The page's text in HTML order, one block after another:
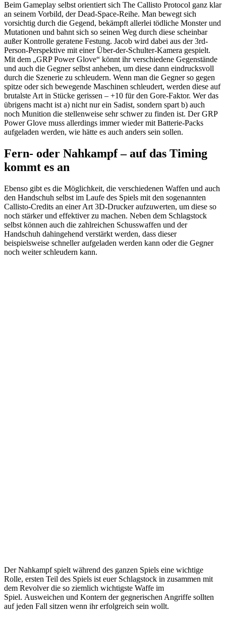
Beim Gameplay selbst orientiert sich The Callisto Protocol ganz klar
an seinem Vorbild, der Dead-Space-Reihe. Man bewegt sich
vorsichtig durch die Gegend, bekämpft allerlei tödliche Monster und
Mutationen und bahnt sich so seinen Weg durch diese scheinbar
außer Kontrolle geratene Festung. Jacob wird dabei aus der 3rd-
Person-Perspektive mit einer Über-der-Schulter-Kamera gespielt.
Mit dem „GRP Power Glove“ könnt ihr verschiedene Gegenstände
und auch die Gegner selbst anheben, um diese dann eindrucksvoll
durch die Szenerie zu schleudern. Wenn man die Gegner so gegen
spitze oder sich bewegende Maschinen schleudert, werden diese auf
brutalste Art in Stücke gerissen – +10 für den Gore-Faktor. Wer das
übrigens macht ist a) nicht nur ein Sadist, sondern spart b) auch
noch Munition die stellenweise sehr schwer zu finden ist. Der GRP
Power Glove muss allerdings immer wieder mit Batterie-Packs
aufgeladen werden, wie hätte es auch anders sein sollen.
Fern- oder Nahkampf – auf das Timing
kommt es an
Ebenso gibt es die Möglichkeit, die verschiedenen Waffen und auch
den Handschuh selbst im Laufe des Spiels mit den sogenannten
Callisto-Credits an einer Art 3D-Drucker aufzuwerten, um diese so
noch stärker und effektiver zu machen. Neben dem Schlagstock
selbst können auch die zahlreichen Schusswaffen und der
Handschuh dahingehend verstärkt werden, dass dieser
beispielsweise schneller aufgeladen werden kann oder die Gegner
noch weiter schleudern kann.
Der Nahkampf spielt während des ganzen Spiels eine wichtige
Rolle, ersten Teil des Spiels ist euer Schlagstock in zusammen mit
dem Revolver die so ziemlich wichtigste Waffe im
Spiel. Ausweichen und Kontern der gegnerischen Angriffe sollten
auf jeden Fall sitzen wenn ihr erfolgreich sein wollt.